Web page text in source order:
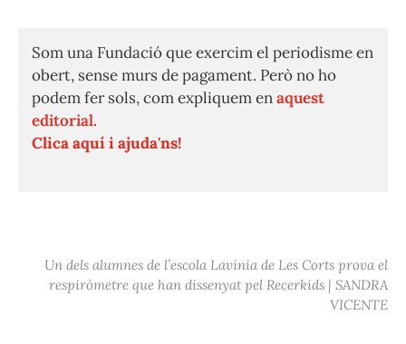
Som una Fundació que exercim el periodisme en
obert, sense murs de pagament. Però no ho
podem fer sols, com expliquem enaquest
editorial.
Clica aquí i ajuda'ns!
Un dels alumnes de l’escola Lavínia de Les Corts prova el
respiròmetre que han dissenyat pel Recerkids | SANDRA
VICENTE